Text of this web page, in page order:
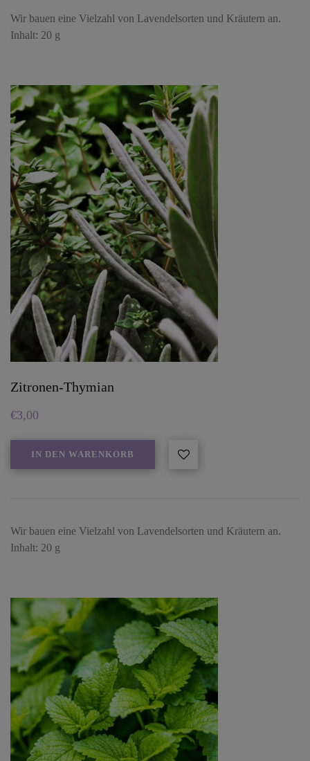
Wir bauen eine Vielzahl von Lavendelsorten und Kräutern an.
Inhalt: 20 g
Zitronen-Thymian
€3,00
IN DEN WARENKORB
Wir bauen eine Vielzahl von Lavendelsorten und Kräutern an.
Inhalt: 20 g